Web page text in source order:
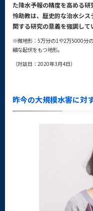
た降水予報の精度を高める
怜助教は、歴史的な治水シス
関する研究の意義を強調して
※微地形：5万分の1や2万5000分
細な起伏をもつ地形。
（対談日：2020年3月4日）
昨今の大規模水害に対